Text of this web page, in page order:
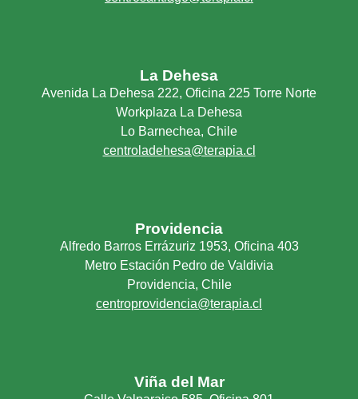
La Dehesa
Avenida La Dehesa 222, Oficina 225 Torre Norte
Workplaza La Dehesa
Lo Barnechea, Chile
centroladehesa@terapia.cl
Providencia
Alfredo Barros Errázuriz 1953, Oficina 403
Metro Estación Pedro de Valdivia
Providencia, Chile
centroprovidencia@terapia.cl
Viña del Mar